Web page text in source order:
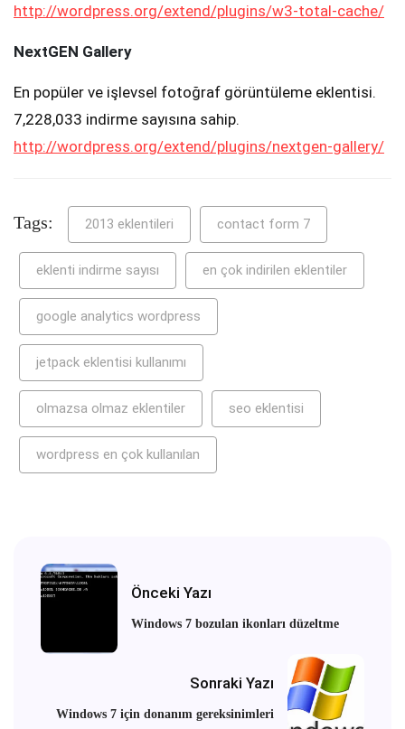
http://wordpress.org/extend/plugins/w3-total-cache/
NextGEN Gallery
En popüler ve işlevsel fotoğraf görüntüleme eklentisi.
7,228,033 indirme sayısına sahip.
http://wordpress.org/extend/plugins/nextgen-gallery/
Tags: 2013 eklentileri contact form 7
eklenti indirme sayısı en çok indirilen eklentiler
google analytics wordpress
jetpack eklentisi kullanımı
olmazsa olmaz eklentiler seo eklentisi
wordpress en çok kullanılan
Önceki Yazı
Windows 7 bozulan ikonları düzeltme
Sonraki Yazı
Windows 7 için donanım gereksinimleri